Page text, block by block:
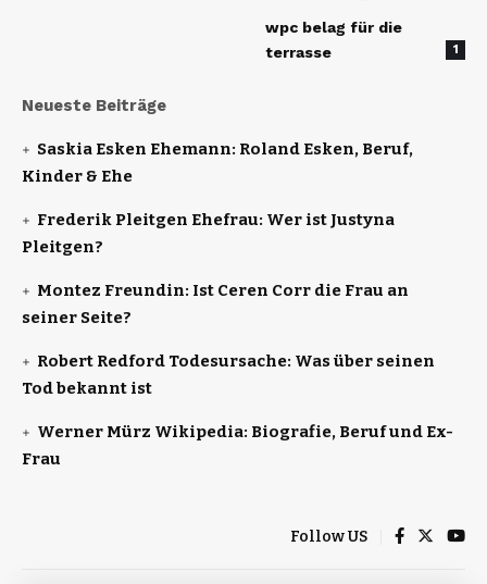
wpc belag für die
terrasse
1
Neueste Beiträge
Saskia Esken Ehemann: Roland Esken, Beruf,
Kinder & Ehe
Frederik Pleitgen Ehefrau: Wer ist Justyna
Pleitgen?
Montez Freundin: Ist Ceren Corr die Frau an
seiner Seite?
Robert Redford Todesursache: Was über seinen
Tod bekannt ist
Werner Mürz Wikipedia: Biografie, Beruf und Ex-
Frau
Follow US